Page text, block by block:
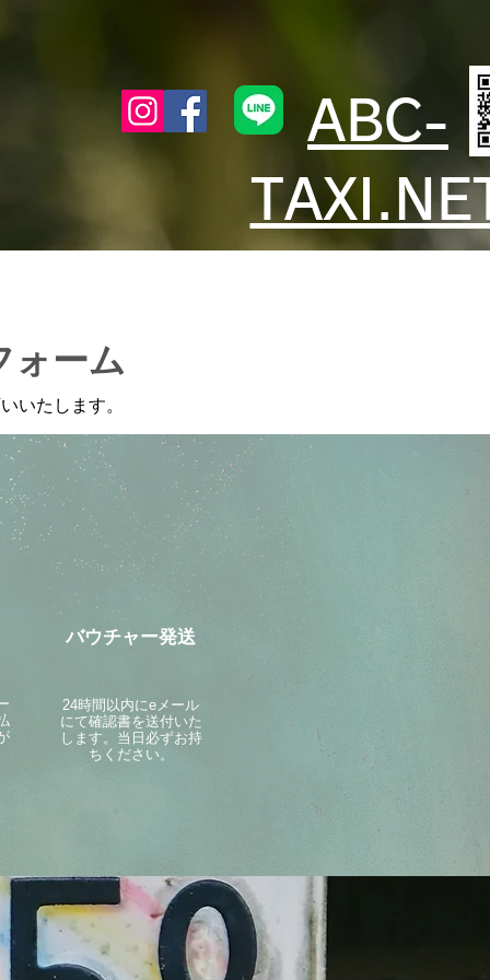
ABC-
ォーム
いいたします。
バウチャー発送
24時間以内にeメール
にて確認書を送付いた
します。当日必ずお持
ちください。